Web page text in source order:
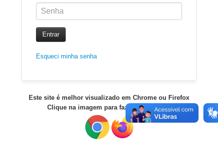
Entrar
Esqueci minha senha
Este site é melhor visualizado em Chrome ou Firefox
Clique na imagem para fazer o download